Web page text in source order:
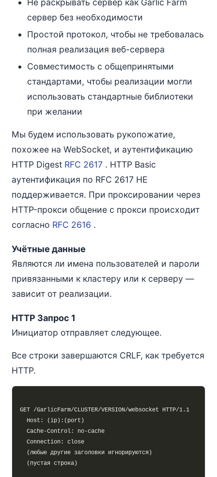
Не раскрывать сервер как Garlic Farm
сервер без необходимости
Простой протокол, чтобы не требовалась
полная реализация веб-сервера
Совместимость с общепринятыми
стандартами, чтобы реализации могли
использовать стандартные библиотеки
при желании
Мы будем использовать рукопожатие,
похожее на WebSocket, и аутентификацию
HTTP Digest RFC 2617 . HTTP Basic
аутентификация по RFC 2617 НЕ
поддерживается. При проксировании через
HTTP-прокси общение с прокси происходит
согласно RFC 2616 .
Учётные данные
Являются ли имена пользователей и пароли
привязанными к кластеру или к серверу —
зависит от реализации.
HTTP Запрос 1
Инициатор отправляет следующее.
Все строки завершаются CRLF, как требуется
HTTP.